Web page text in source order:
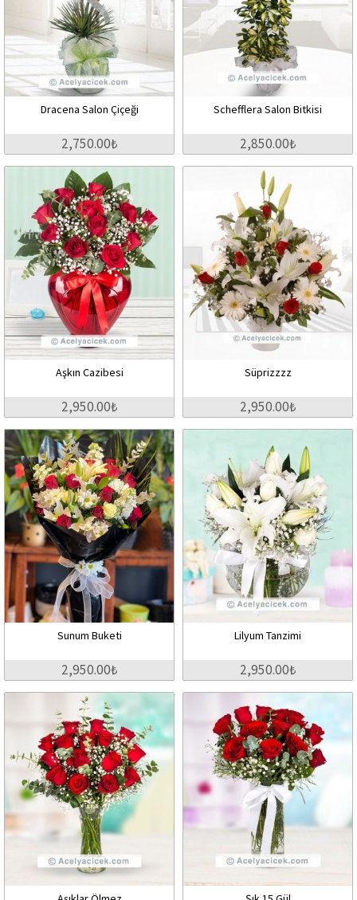
Dracena Salon Çiçeği
2,750.00₺
Schefflera Salon Bitkisi
2,850.00₺
Aşkın Cazibesi
2,950.00₺
Süprizzzz
2,950.00₺
Sunum Buketi
2,950.00₺
Lilyum Tanzimi
2,950.00₺